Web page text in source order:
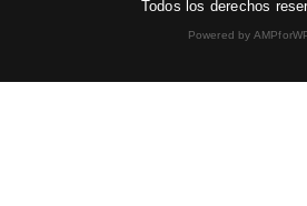
Todos los derechos
Powered by